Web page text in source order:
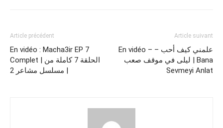
Article précédent
En vidéo : Macha3ir EP 7
Complet | الحلقة 7 كاملة من
مسلسل مشاعر 2 |
Article suivant
En vidéo – علمني كيف أحب –
ليلى في موقف صعب ​| Bana
Sevmeyi Anlat